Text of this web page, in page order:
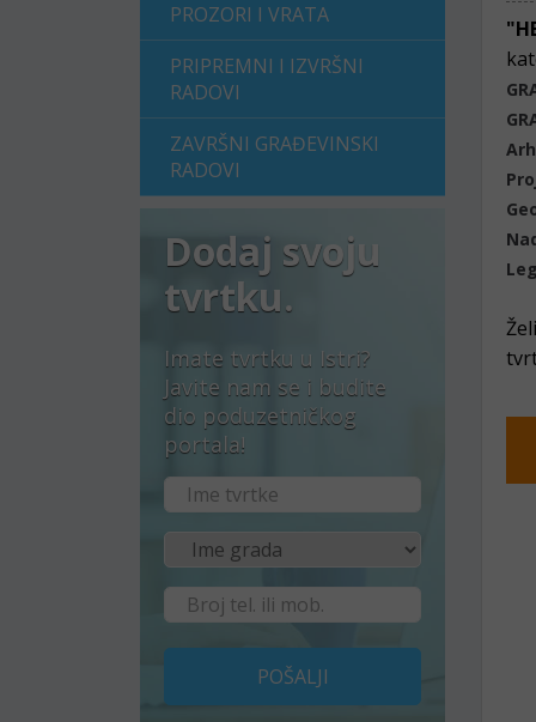
PROZORI I VRATA
PRIPREMNI I IZVRŠNI
RADOVI
ZAVRŠNI GRAĐEVINSKI
RADOVI
Dodaj svoju
tvrtku.
Imate tvrtku u Istri?
Javite nam se i budite
dio poduzetničkog
portala!
POŠALJI